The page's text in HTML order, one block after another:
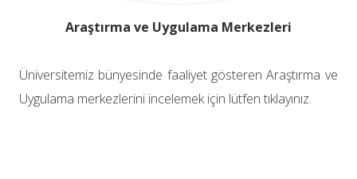
Araştırma ve Uygulama Merkezleri
Üniversitemiz bünyesinde faaliyet gösteren Araştırma ve
Uygulama merkezlerini incelemek için lütfen tıklayınız.